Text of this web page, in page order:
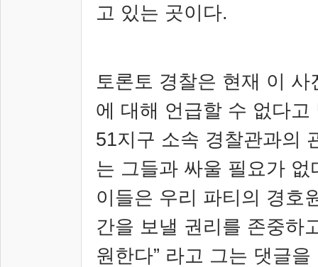
고 있는 곳이다.
토론토 경찰은 현재 이
에 대해 언급할 수 없다고
51지구 소속 경찰관과의
는 그들과 싸울 필요가 없
이들은 우리 파티의 경호
간을 보낼 권리를 존중하
원한다” 라고 그는 댓글을